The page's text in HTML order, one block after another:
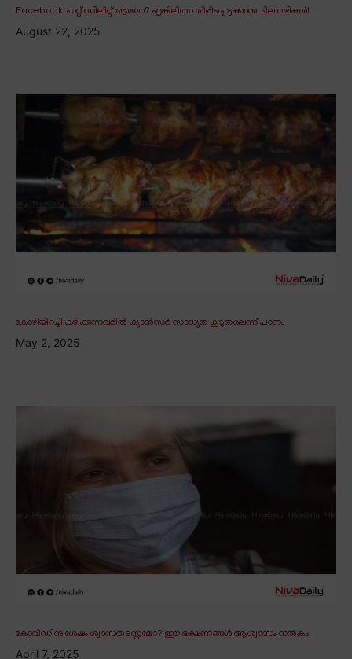
Facebook ചാറ്റ് ഡിലീറ്റ് ആയോ? എങ്കിലിതാ തിരിച്ചെടുക്കാൻ ചില വഴികൾ!
August 22, 2025
കോഴിയിറച്ചി കഴിക്കുന്നവരിൽ ക്യാൻസർ സാധ്യത കൂടുതലെന്ന് പഠനം
May 2, 2025
കോവിഡിനു ശേഷം ശ്വാസതടസ്സമോ? ഈ ഭക്ഷണങ്ങൾ ആശ്വാസം നൽകും
April 7, 2025